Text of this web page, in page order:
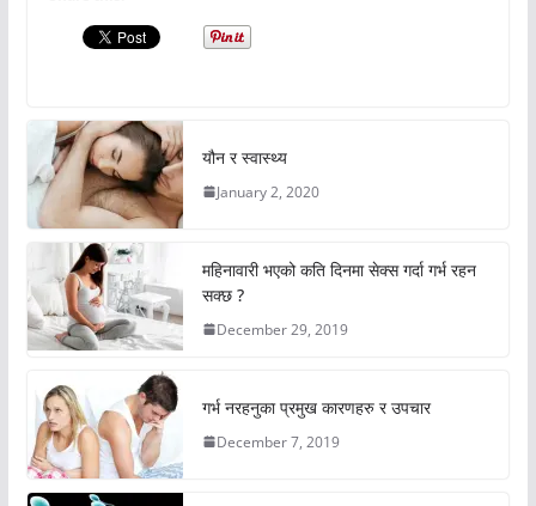
यौन र स्वास्थ्य
January 2, 2020
महिनावारी भएको कति दिनमा सेक्स गर्दा गर्भ रहन
सक्छ ?
December 29, 2019
गर्भ नरहनुका प्रमुख कारणहरु र उपचार
December 7, 2019